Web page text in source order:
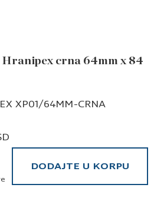
Hranipex crna 64mm x 84
XP01/64MM-CRNA
DODAJTE U KORPU